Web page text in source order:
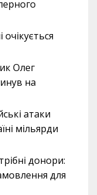
Олег
на
атаки
мільярди
донори:
для